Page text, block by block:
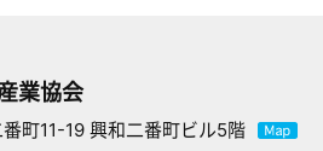
業協会
町11-19 興和二番町ビル5階